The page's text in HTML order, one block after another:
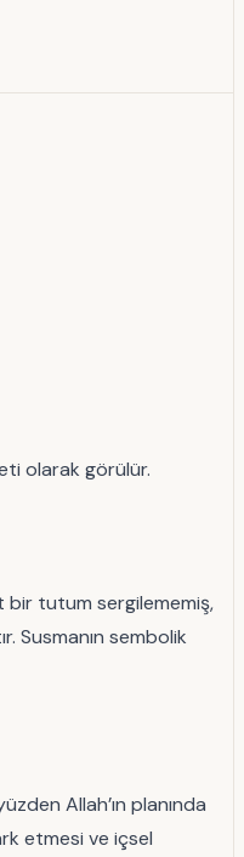
olarak görülür.
bir tutum sergilememiş,
Susmanın sembolik
Allah’ın planında
etmesi ve içsel